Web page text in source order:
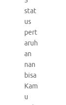
stat
us
pert
aruh
an
nan
bisa
Kam
u